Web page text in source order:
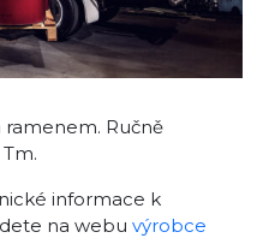
Ručně
informace k
na webu výrobce